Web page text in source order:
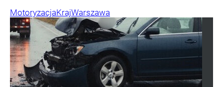
MotoryzacjaKrajWarszawa